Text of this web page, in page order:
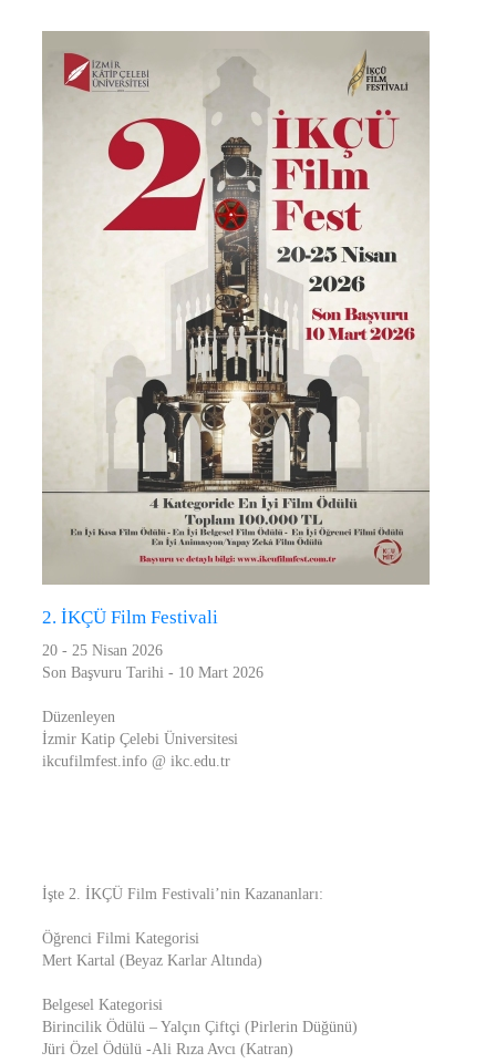
2. İKÇÜ Film Festivali
20 - 25 Nisan 2026
Son Başvuru Tarihi - 10 Mart 2026
Düzenleyen
İzmir Katip Çelebi Üniversitesi
ikcufilmfest.info @ ikc.edu.tr
İşte 2. İKÇÜ Film Festivali’nin Kazananları:
Öğrenci Filmi Kategorisi
Mert Kartal (Beyaz Karlar Altında)
Belgesel Kategorisi
Birincilik Ödülü – Yalçın Çiftçi (Pirlerin Düğünü)
Jüri Özel Ödülü -Ali Rıza Avcı (Katran)